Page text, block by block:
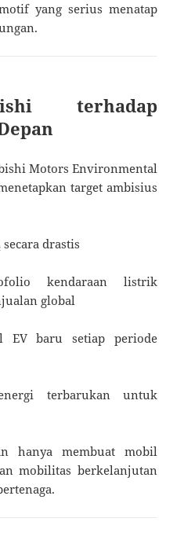
yang serius menatap
terhadap
Motors Environmental
target ambisius
drastis
kendaraan listrik
global
EV baru setiap periode
terbarukan untuk
hanya membuat mobil
mobilitas berkelanjutan